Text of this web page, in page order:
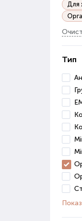
Для
Тип